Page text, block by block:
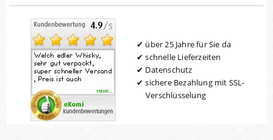
über 25 Jahre für Sie da
schnelle Lieferzeiten
Datenschutz
sichere Bezahlung mit SSL-
Verschlüsselung